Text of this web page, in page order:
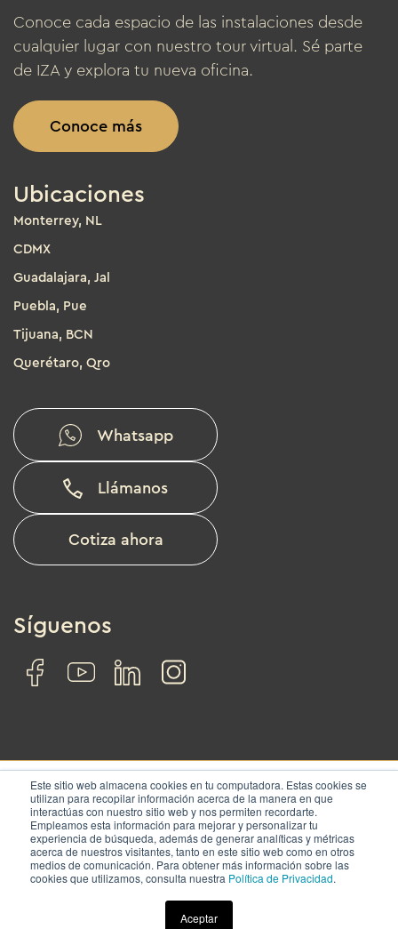
Este sitio web almacena cookies en tu computadora. Estas cookies se
utilizan para recopilar información acerca de la manera en que
interactúas con nuestro sitio web y nos permiten recordarte.
Empleamos esta información para mejorar y personalizar tu
experiencia de búsqueda, además de generar analíticas y métricas
acerca de nuestros visitantes, tanto en este sitio web como en otros
medios de comunicación. Para obtener más información sobre las
cookies que utilizamos, consulta nuestra Política de Privacidad.
Aceptar
Conoce cada espacio de las instalaciones desde
cualquier lugar con nuestro tour virtual. Sé parte
de IZA y explora tu nueva oficina.
Conoce más
Ubicaciones
Monterrey, NL
CDMX
Guadalajara, Jal
Puebla, Pue
Tijuana, BCN
Querétaro, Qro
Whatsapp
Llámanos
Cotiza ahora
Síguenos
© IZA. All rights reserved.
NosotrosSolucionesUbicacionesContacto
Términos y condiciones| Aviso de privacidad